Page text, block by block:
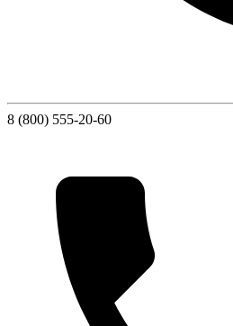
8 (800) 555-20-60